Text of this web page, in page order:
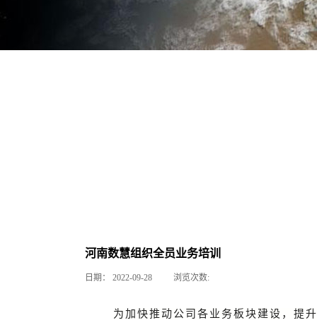
河南数慧组织全员业务培训
日期： 2022-09-28 浏览次数:
为加快推动公司各业务板块建设，提